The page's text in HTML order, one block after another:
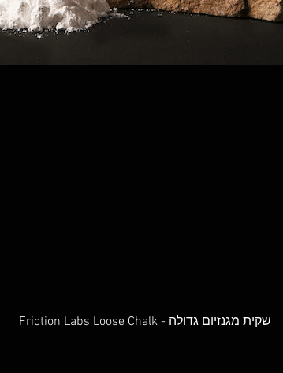
Quick ViewFriction Labs Loose Chalk - שקית מגנזיום גדולה